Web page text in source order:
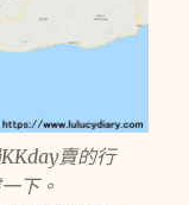
賣的行
下。